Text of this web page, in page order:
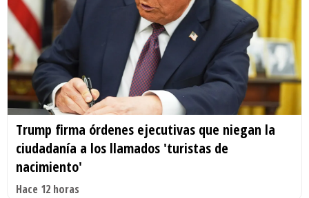
Trump firma órdenes ejecutivas que niegan la
ciudadanía a los llamados 'turistas de
nacimiento'
Hace 12 horas